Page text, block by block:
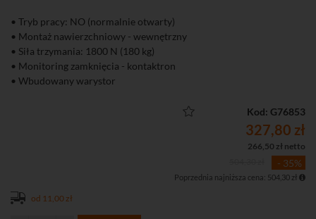
• Tryb pracy: NO (normalnie otwarty)
• Montaż nawierzchniowy - wewnętrzny
• Siła trzymania: 1800 N (180 kg)
• Monitoring zamknięcia - kontaktron
• Wbudowany warystor
• Brak "przycisku" odpychającego płytę zwierną od zwory - brak
Kod: G76853
327,80 zł
266,50 zł netto
- 35%
Poprzednia najniższa cena: 504,30 zł
od 11,00 zł